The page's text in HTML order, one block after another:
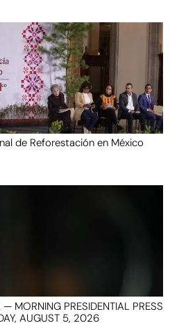
de Reforestación en México
MORNING PRESIDENTIAL PRESS
AUGUST 5, 2026